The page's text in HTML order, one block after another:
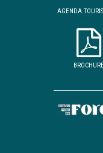
AGENDA